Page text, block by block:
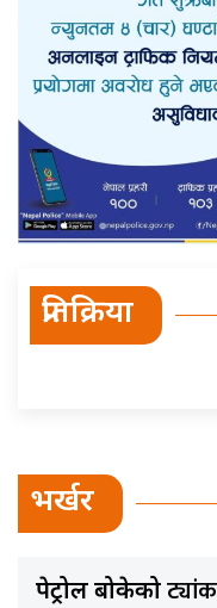
प्रतिक्रिया
भर्खर
पेट्रोल बोकेको